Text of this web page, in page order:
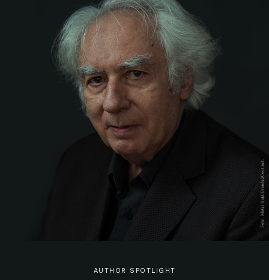
AUTHOR SPOTLIGHT